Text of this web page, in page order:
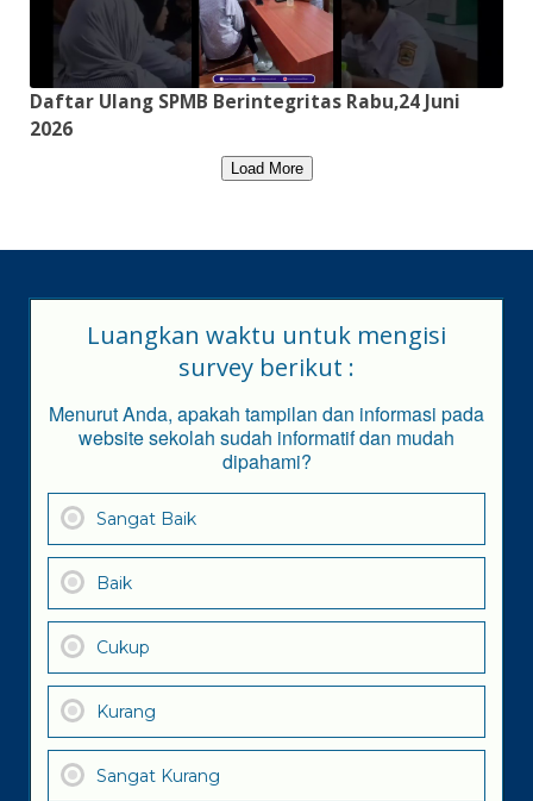
Daftar Ulang SPMB Berintegritas Rabu,24 Juni
2026
Load More
Luangkan waktu untuk mengisi
survey berikut :
Menurut Anda, apakah tampilan dan informasi pada
website sekolah sudah informatif dan mudah
dipahami?
Sangat Baik
Baik
Cukup
Kurang
Sangat Kurang